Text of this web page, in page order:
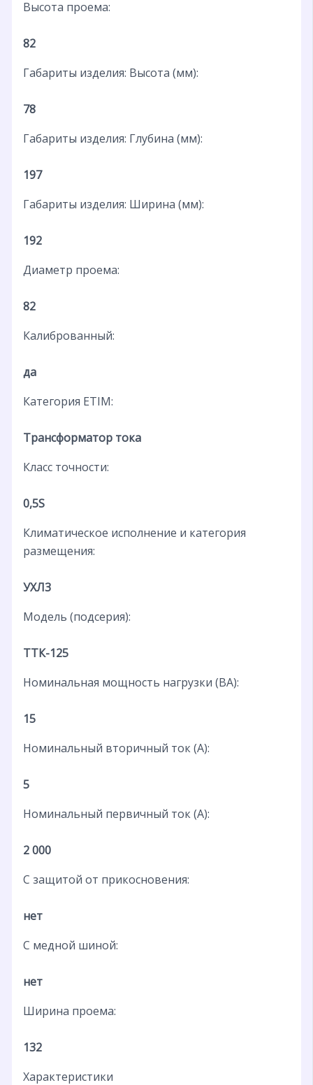
Высота проема:
82
Габариты изделия: Высота (мм):
78
Габариты изделия: Глубина (мм):
197
Габариты изделия: Ширина (мм):
192
Диаметр проема:
82
Калиброванный:
да
Категория ETIM:
Трансформатор тока
Класс точности:
0,5S
Климатическое исполнение и категория
размещения:
УХЛ3
Модель (подсерия):
ТТК-125
Номинальная мощность нагрузки (ВА):
15
Номинальный вторичный ток (А):
5
Номинальный первичный ток (А):
2 000
С защитой от прикосновения:
нет
С медной шиной:
нет
Ширина проема:
132
Характеристики